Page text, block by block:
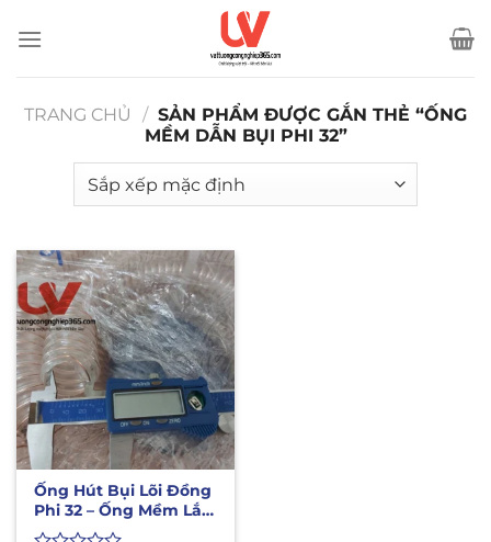
qua
TRANG CHỦ
/ SẢN PHẨM ĐƯỢC GẮN THẺ “ỐNG
MỀM DẪN BỤI PHI 32”
Ống Hút Bụi Lõi Đồng
Phi 32 – Ống Mềm Lắp
Máy Hút Bụi CNC